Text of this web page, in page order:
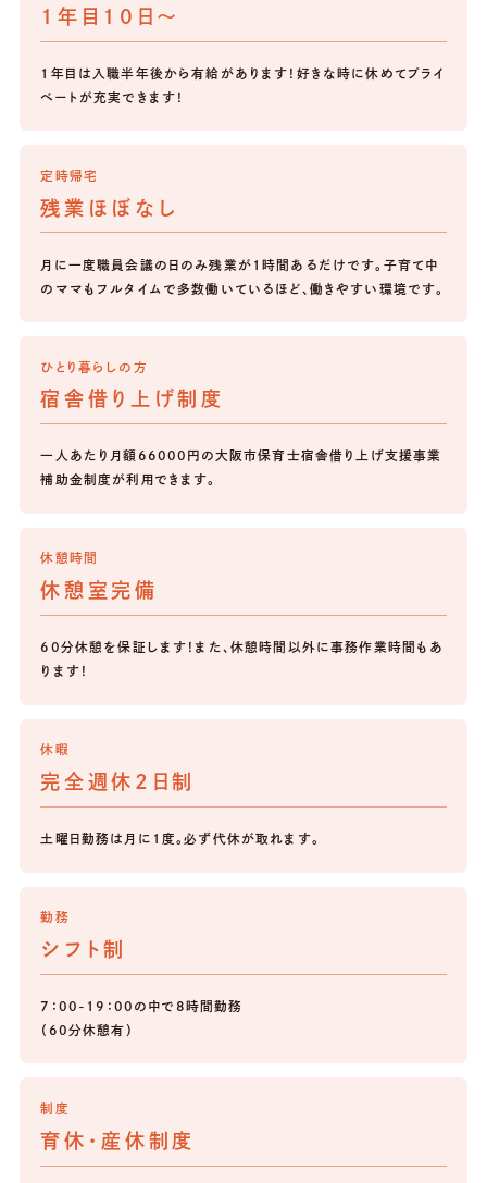
1年目10日～
1年目は入職半年後から有給があります！好きな時に休めてプライ
ベートが充実できます！
定時帰宅
残業ほぼなし
月に一度職員会議の日のみ残業が1時間あるだけです。子育て中
のママもフルタイムで多数働いているほど、働きやすい環境です。
ひとり暮らしの方
宿舎借り上げ制度
一人あたり月額66000円の大阪市保育士宿舎借り上げ支援事業
補助金制度が利用できます。
休憩時間
休憩室完備
60分休憩を保証します！また、休憩時間以外に事務作業時間もあ
ります！
休暇
完全週休2日制
土曜日勤務は月に1度。必ず代休が取れます。
勤務
シフト制
7：00-19：00の中で8時間勤務
（60分休憩有）
制度
育休・産休制度